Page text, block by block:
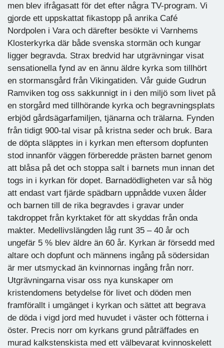
men blev ifrågasatt för det efter några TV-program. Vi
gjorde ett uppskattat fikastopp på anrika Café
Nordpolen i Vara och därefter besökte vi Varnhems
Klosterkyrka där både svenska stormän och kungar
ligger begravda. Strax bredvid har utgrävningar visat
sensationella fynd av en ännu äldre kyrka som tillhört
en stormansgård från Vikingatiden. Vår guide Gudrun
Ramviken tog oss sakkunnigt in i den miljö som livet på
en storgård med tillhörande kyrka och begravningsplats
erbjöd gårdsägarfamiljen, tjänarna och trälarna. Fynden
från tidigt 900-tal visar på kristna seder och bruk. Bara
de döpta släpptes in i kyrkan men eftersom dopfunten
stod innanför väggen förberedde prästen barnet genom
att blåsa på det och stoppa salt i barnets mun innan det
togs in i kyrkan för dopet. Barnadödligheten var så hög
att endast vart fjärde spädbarn uppnådde vuxen ålder
och barnen till de rika begravdes i gravar under
takdroppet från kyrktaket för att skyddas från onda
makter. Medellivslängden låg runt 35 – 40 år och
ungefär 5 % blev äldre än 60 år. Kyrkan är försedd med
altare och dopfunt och männens ingång på södersidan
är mer utsmyckad än kvinnornas ingång från norr.
Utgrävningarna visar oss nya kunskaper om
kristendomens betydelse för livet och döden men
framförallt i umgänget i kyrkan och sättet att begrava
de döda i vigd jord med huvudet i väster och fötterna i
öster. Precis norr om kyrkans grund påträffades en
murad kalkstenskista med ett välbevarat kvinnoskelett